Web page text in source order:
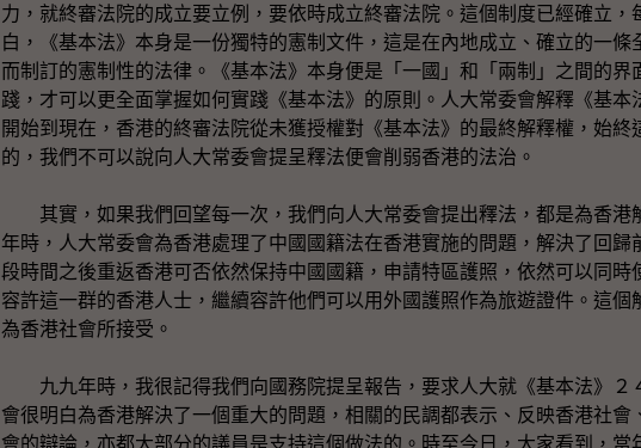
力，就終審法院的成立要立例，要依時成立終審法院。這個制度已經確立，
白，《基本法》本身是一份獨特的憲制文件，這是在內地成立、確立的一條
而制訂的憲制性的法律。《基本法》本身便是「一國」和「兩制」之間的界
踐，才可以更全面掌握如何實踐《基本法》的原則。人大常委會解釋《基本
開始到現在，香港的終審法院從未獲授權對《基本法》的最終解釋權，始終
的，我們不可以說向人大常委會提呈釋法便會削弱香港的法治。
其實，如果我們回望每一次，我們向人大常委會提出釋法，都是為香港
年時，人大常委會為香港處理了中國國籍法在香港實施的問題，解決了回
段時間之後重返香港可否依然保持中國國籍，申請特區護照，依然可以同時
容許這一群的香港人士，繼續容許他們可以用外國護照作為旅遊證件。這個
為香港社會所接受。
九九年時，我很記得我們向國務院提呈報告，要求人大就《基本法》２
會很明白為香港解決了一個重大的問題，相關的民調都表示、反映香港社會